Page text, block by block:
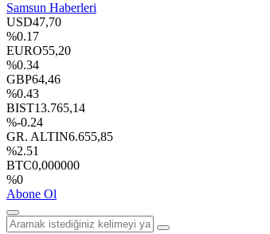
Samsun Haberleri
USD47,70
%0.17
EURO55,20
%0.34
GBP64,46
%0.43
BIST13.765,14
%-0.24
GR. ALTIN6.655,85
%2.51
BTC0,000000
%0
Abone Ol